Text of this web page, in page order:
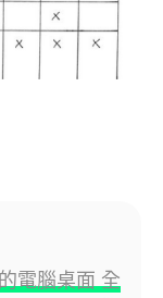
電腦桌面 全